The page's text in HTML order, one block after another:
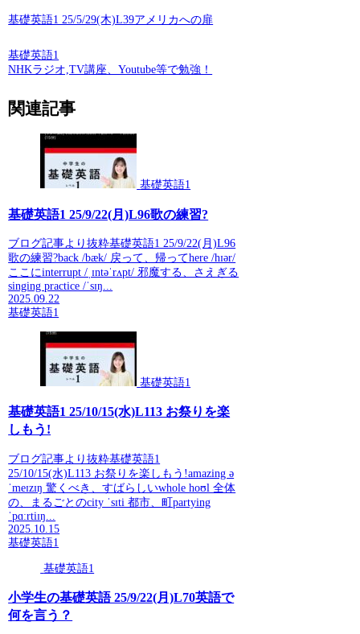
基礎英語1 25/5/29(木)L39アメリカへの扉
基礎英語1
NHKラジオ,TV講座、Youtube等で勉強！
関連記事
基礎英語1
基礎英語1 25/9/22(月)L96歌の練習?
ブログ記事より抜粋基礎英語1 25/9/22(月)L96
歌の練習?back /bæk/ 戻って、帰ってhere /hɪər/
ここにinterrupt /ˌɪntəˈrʌpt/ 邪魔する、さえぎる
singing practice /ˈsɪŋ...
2025.09.22
基礎英語1
基礎英語1
基礎英語1 25/10/15(水)L113 お祭りを楽
しもう!
ブログ記事より抜粋基礎英語1
25/10/15(水)L113 お祭りを楽しもう!amazing ə
ˈmeɪzɪŋ 驚くべき、すばらしいwhole hoʊl 全体
の、まるごとのcity ˈsɪti 都市、町partying
ˈpɑːrtiɪŋ...
2025.10.15
基礎英語1
基礎英語1
小学生の基礎英語 25/9/22(月)L70英語で
何を言う？